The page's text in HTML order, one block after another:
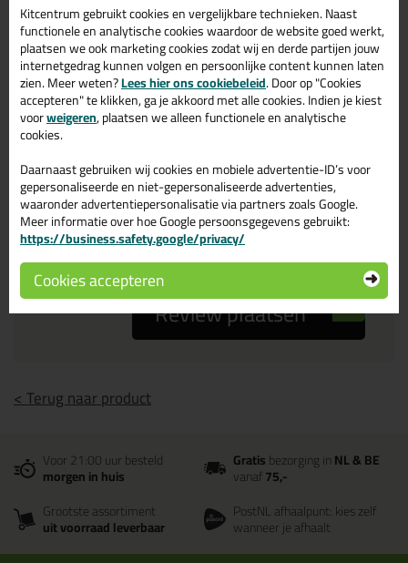
Je ervaring
Beoordeling
Zou jij dit product aanbevelen bij anderen?
ja
nee
Review plaatsen
< Terug naar product
Voor 21:00 uur besteld
morgen in huis
Gratisbezorging inNL & BE
vanaf75,-
Grootste assortiment
uit voorraad leverbaar
PostNL afhaalpunt: kies zelf
wanneer je afhaalt
Kitcentrum gebruikt cookies en vergelijkbare technieken. Naast
functionele en analytische cookies waardoor de website goed werkt,
plaatsen we ook marketing cookies zodat wij en derde partijen jouw
internetgedrag kunnen volgen en persoonlijke content kunnen laten
zien. Meer weten?Lees hier ons cookiebeleid. Door op "Cookies
accepteren" te klikken, ga je akkoord met alle cookies. Indien je kiest
voorweigeren, plaatsen we alleen functionele en analytische
cookies.
Daarnaast gebruiken wij cookies en mobiele advertentie-ID’s voor
gepersonaliseerde en niet-gepersonaliseerde advertenties,
waaronder advertentiepersonalisatie via partners zoals Google.
Meer informatie over hoe Google persoonsgegevens gebruikt:
https://business.safety.google/privacy/
Cookies accepteren